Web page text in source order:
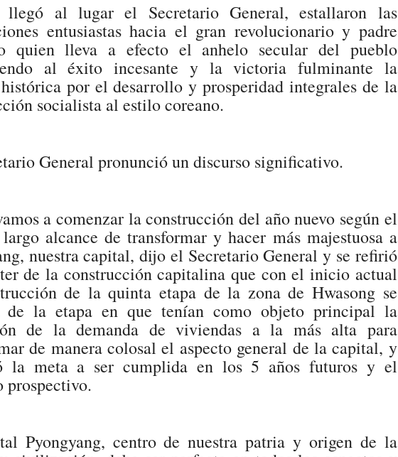
llegó al lugar el Secretario General, estallaron las
entusiastas hacia el gran revolucionario y padre
quien lleva a efecto el anhelo secular del pueblo
al éxito incesante y la victoria fulminante la
por el desarrollo y prosperidad integrales de la
socialista al estilo coreano.
General pronunció un discurso significativo.
a comenzar la construcción del año nuevo según el
alcance de transformar y hacer más majestuosa a
nuestra capital, dijo el Secretario General y se refirió
de la construcción capitalina que con el inicio actual
de la quinta etapa de la zona de Hwasong se
de la etapa en que tenían como objeto principal la
de la demanda de viviendas a la más alta para
de manera colosal el aspecto general de la capital, y
la meta a ser cumplida en los 5 años futuros y el
prospectivo.
Pyongyang, centro de nuestra patria y origen de la